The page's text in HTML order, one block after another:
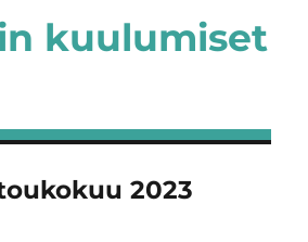
kuulumiset
2023